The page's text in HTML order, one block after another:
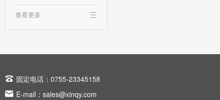
查看更多
 固定电话：0755-23345158
 E-mail： sales@xinqy.com